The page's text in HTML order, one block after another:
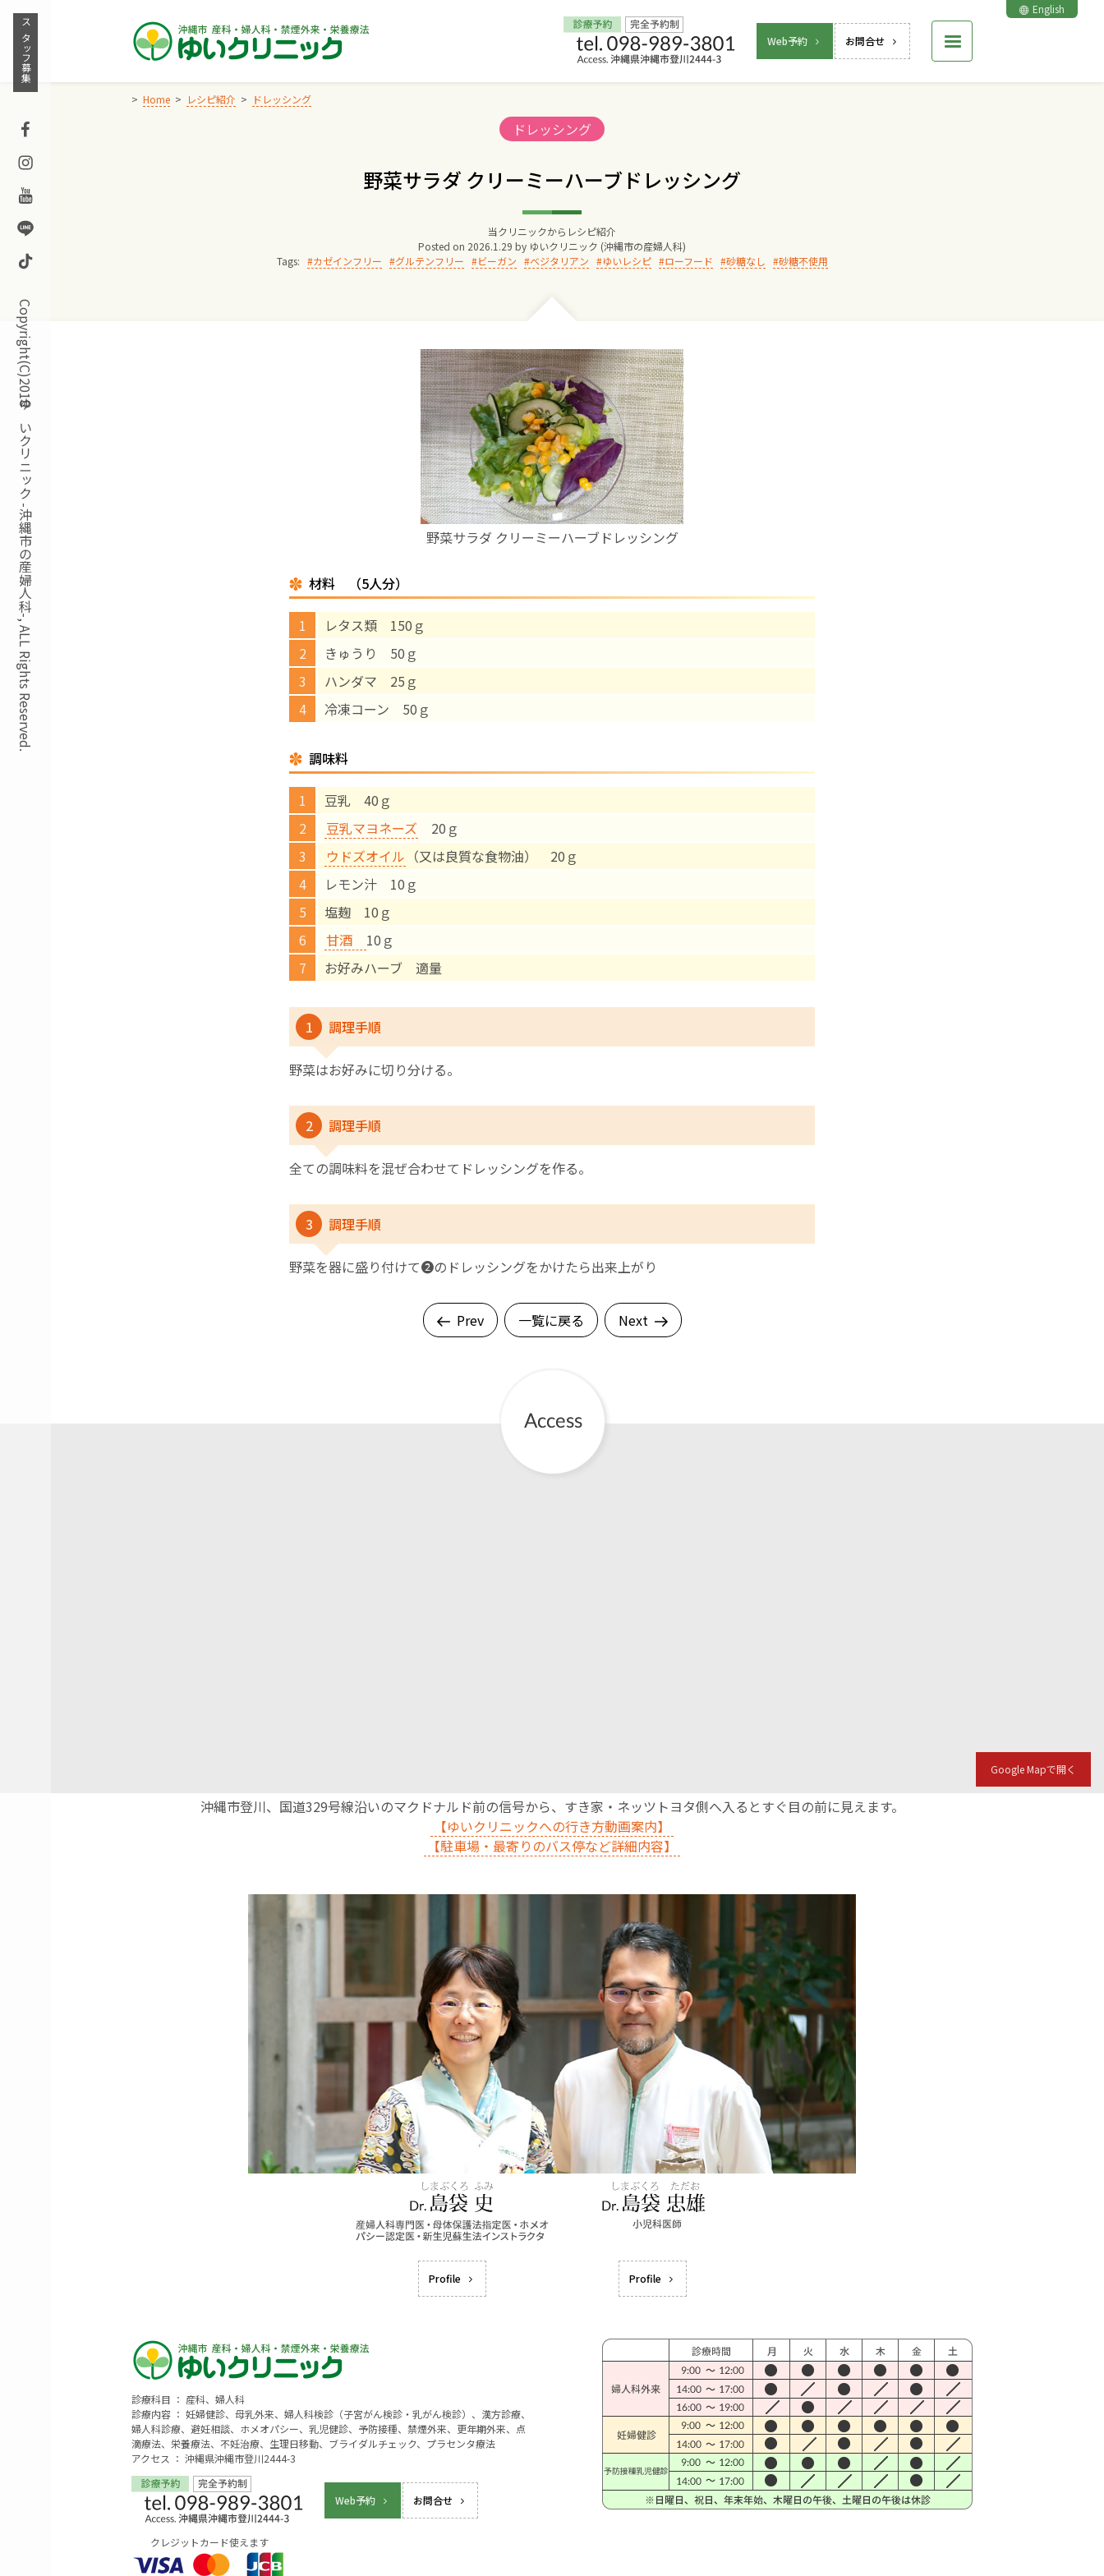
Skip
content
Web予約 お問合せ
English
スタッフ募集
Facebook
Instagram
Youtube
Line
TikTok
Copyright(C)2018ゆいクリニック -沖縄市の産婦人科-, ALL Rights Reserved.
Home レシピ紹介 ドレッシング
Categories:
ドレッシング
野菜サラダ クリーミーハーブドレッシング
当クリニックからレシピ紹介
Posted on 2026.1.29 by ゆいクリニック (沖縄市の産婦人科)
Tags:
カゼインフリー グルテンフリー ビーガン ベジタリアン ゆいレシピ ローフード 砂糖なし 砂糖不使用
野菜サラダ クリーミーハーブドレッシング
材料 （5人分）
レタス類 150ｇ
きゅうり 50ｇ
ハンダマ 25ｇ
冷凍コーン 50ｇ
調味料
豆乳 40ｇ
豆乳マヨネーズ 20ｇ
ウドズオイル （又は良質な食物油） 20ｇ
レモン汁 10ｇ
塩麹 10ｇ
甘酒 10ｇ
お好みハーブ 適量
1 調理手順
野菜はお好みに切り分ける。
2 調理手順
全ての調味料を混ぜ合わせてドレッシングを作る。
3 調理手順
野菜を器に盛り付けて❷のドレッシングをかけたら出来上がり
Prev 一覧に戻る Next
Google Mapで開く
沖縄市登川、国道329号線沿いのマクドナルド前の信号から、すき家・ネッツトヨタ側へ入るとすぐ目の前に見えます。
【ゆいクリニックへの行き方動画案内】
【駐車場・最寄りのバス停など詳細内容】
Profile Profile
診療科目 ： 産科、婦人科
診療内容 ： 妊婦健診、母乳外来、婦人科検診（子宮がん検診・乳がん検診）、漢方診療、
婦人科診療、避妊相談、ホメオパシー、乳児健診、予防接種、禁煙外来、更年期外来、点
滴療法、栄養療法、不妊治療、生理日移動、ブライダルチェック、プラセンタ療法
アクセス ： 沖縄県沖縄市登川2444-3
Web予約 お問合せ
クレジットカード使えます
Home
院長からのごあいさつ
ゆいクリニックの経営理念
診療料金
妊婦健診
お産について
親と子の結びつき支援
母乳育児
予防接種
‘さんルーム’ でさまざまな講座・クラス
遠方にお住まいで当院での出産を希望される方へ
English Page